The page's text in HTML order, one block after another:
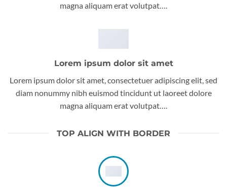
magna aliquam erat volutpat….
Lorem ipsum dolor sit amet
Lorem ipsum dolor sit amet, consectetuer adipiscing elit, sed
diam nonummy nibh euismod tincidunt ut laoreet dolore
magna aliquam erat volutpat….
TOP ALIGN WITH BORDER